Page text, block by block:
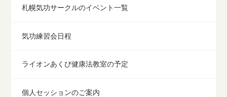
札幌気功サークルのイベント一覧
気功練習会日程
ライオンあくび健康法教室の予定
個人セッションのご案内